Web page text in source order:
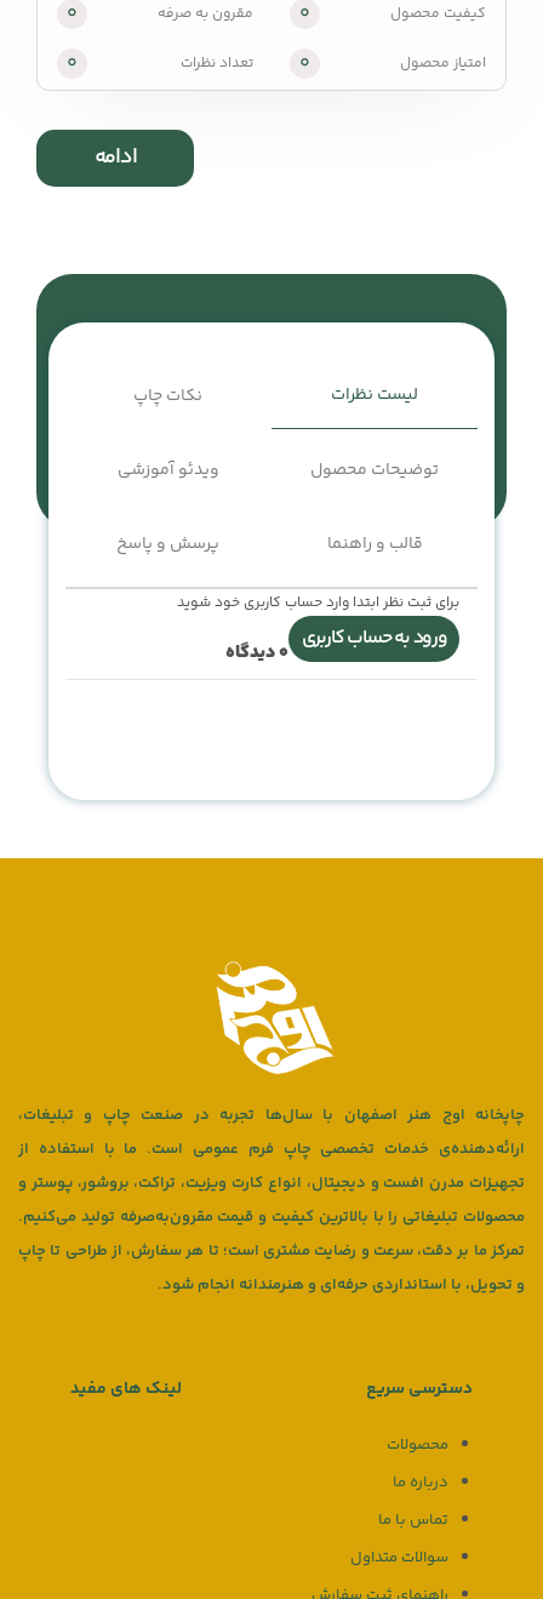
کیفیت محصول 0 مقرون به صرفه 0
امتیاز محصول 0 تعداد نظرات 0
ادامه
لیست نظرات نکات چاپ
توضیحات محصول ویدئو آموزشی
قالب و راهنما پرسش و پاسخ
برای ثبت نظر ابتدا وارد حساب کاربری خود شوید
ورود به حساب کاربری 0دیدگاه
چاپخانه اوج هنر اصفهان با سال‌ها تجربه در صنعت چاپ و تبلیغات،
ارائه‌دهنده‌ی خدمات تخصصی چاپ فرم عمومی است. ما با استفاده از
تجهیزات مدرن افست و دیجیتال، انواع کارت ویزیت، تراکت، بروشور، پوستر و
محصولات تبلیغاتی را با بالاترین کیفیت و قیمت مقرون‌به‌صرفه تولید می‌کنیم.
تمرکز ما بر دقت، سرعت و رضایت مشتری است؛ تا هر سفارش، از طراحی تا چاپ
و تحویل، با استانداردی حرفه‌ای و هنرمندانه انجام شود.
دسترسی سریع
محصولات
درباره ما
تماس با ما
سوالات متداول
لینک های مفید